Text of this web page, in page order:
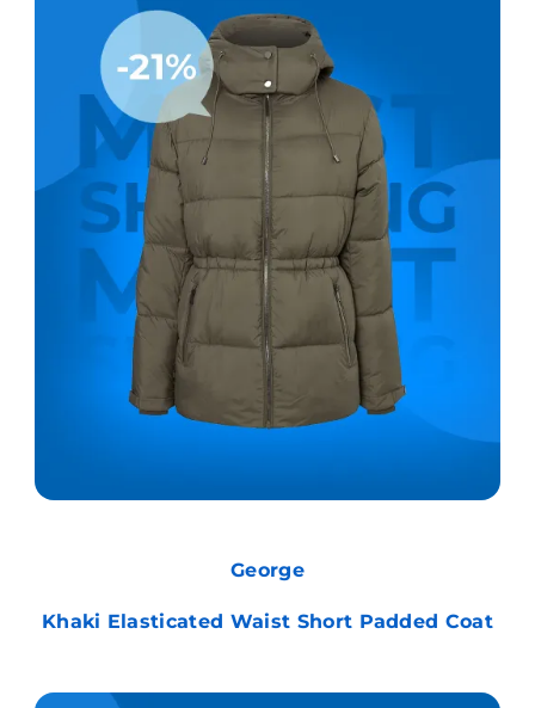
George
Khaki Elasticated Waist Short Padded Coat